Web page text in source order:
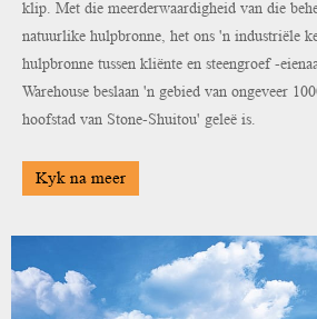
klip. Met die meerderwaardigheid van die
natuurlike hulpbronne, het ons 'n industriële
hulpbronne tussen kliënte en steengroef -
Warehouse beslaan 'n gebied van ongeveer
hoofstad van Stone-Shuitou' geleë is.
Kyk na meer